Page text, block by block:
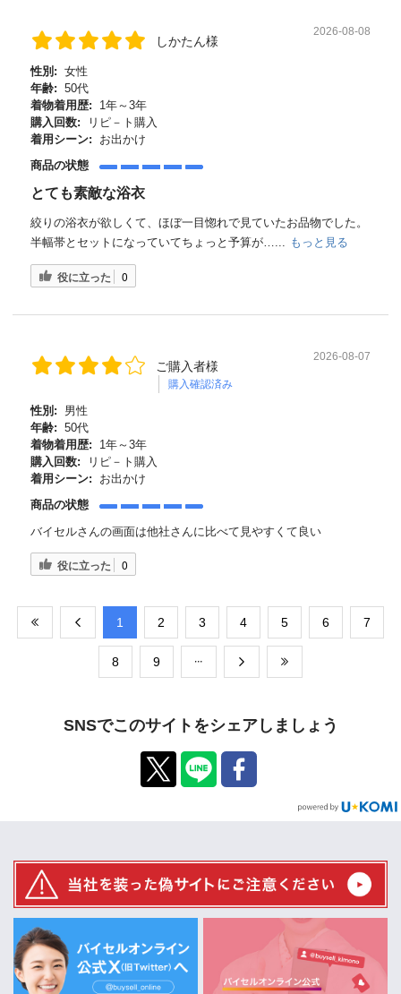
しかたん様
2026-08-08
性別: 女性
年齢: 50代
着物着用歴:
1年～3年
購入回数:
リピ－ト購入
着用シーン:
お出かけ
商品の状態
とても素敵な浴衣
絞りの浴衣が欲しくて、ほぼ一目惚れで見ていたお品物でした。
半幅帯とセットになっていてちょっと予算が…... もっと見る
役に立った 0
ご購入者様
購入確認済み
2026-08-07
性別:
男性
年齢: 50代
着物着用歴:
1年～3年
購入回数:
リピ－ト購入
着用シーン:
お出かけ
商品の状態
バイセルさんの画面は他社さんに比べて見やすくて良い
役に立った 0
​1 ​2 ​3 ​4 ​5 ​6 ​7
​8 ​9
SNSでこのサイトをシェアしましょう